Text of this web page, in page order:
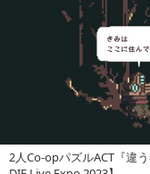
2人Co-opパズルACT『違